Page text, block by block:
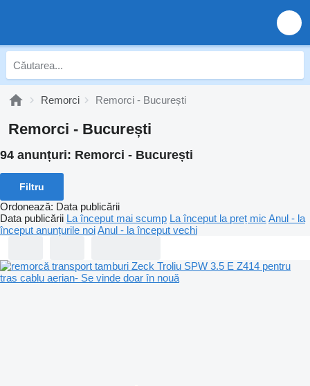
Remorci Remorci - București
Remorci - București
94 anunțuri: Remorci - București
Filtru
Ordonează: Data publicării
Data publicării La început mai scump La început la preț mic Anul - la
început anunțurile noiAnul - la început vechi